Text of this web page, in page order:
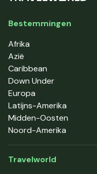
Bestemmingen
Afrika
Azië
Caribbean
Down Under
Europa
Latijns-Amerika
Midden-Oosten
Noord-Amerika
Travelworld